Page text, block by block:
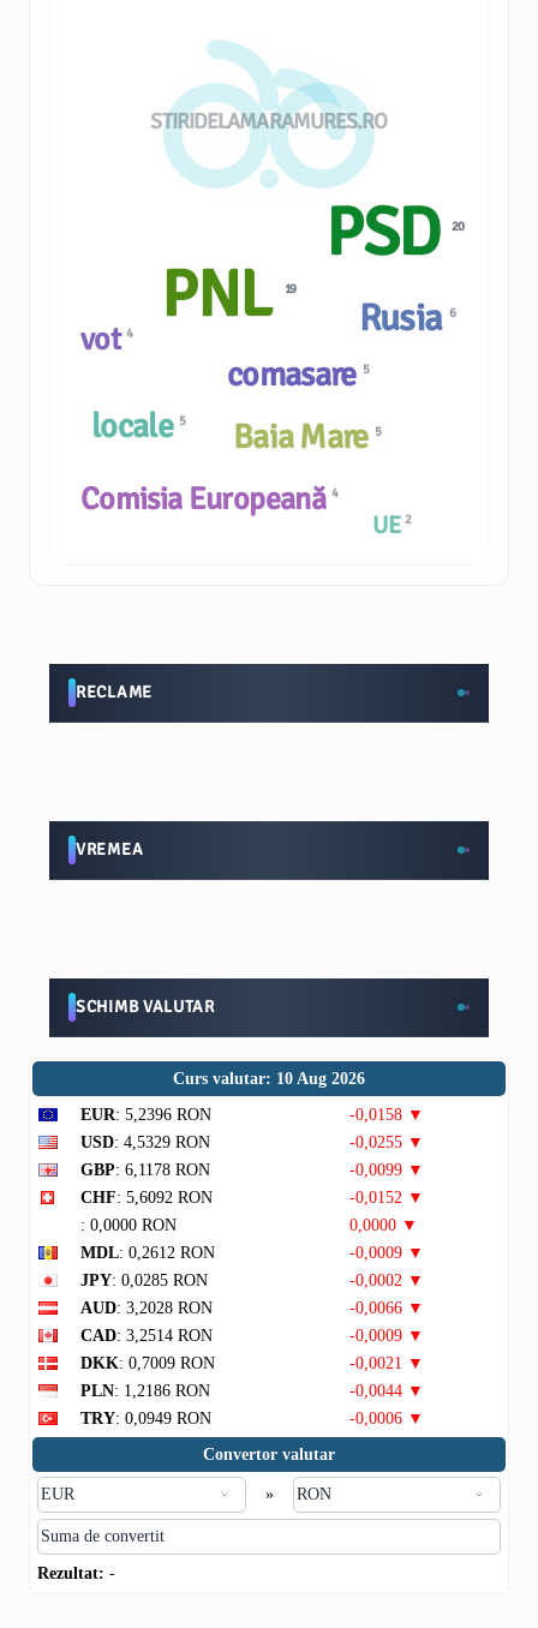
STIRIDELAMARAMURES.RO
comasare 5
Baia Mare 5
vot4
locale 5
Rusia6
UE 2
PNL 19
PSD20
Comisia Europeană4
RECLAME
VREMEA
SCHIMB VALUTAR
Curs valutar: 10 Aug 2026
EUR: 5,2396 RON
-0,0158 ▼
USD: 4,5329 RON
-0,0255 ▼
GBP: 6,1178 RON
-0,0099 ▼
CHF: 5,6092 RON
-0,0152 ▼
: 0,0000 RON
0,0000 ▼
MDL: 0,2612 RON
-0,0009 ▼
JPY: 0,0285 RON
-0,0002 ▼
AUD: 3,2028 RON
-0,0066 ▼
CAD: 3,2514 RON
-0,0009 ▼
DKK: 0,7009 RON
-0,0021 ▼
PLN: 1,2186 RON
-0,0044 ▼
TRY: 0,0949 RON
-0,0006 ▼
Convertor valutar
»
Rezultat: -